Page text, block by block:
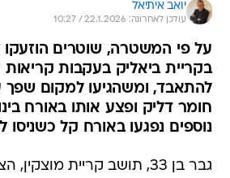
יואב איתיאל
עודכן לאחרונה: 22.1.2026 / 10:27
על פי המשטרה, שוטרים
בקריית ביאליק בעקבות
להתאבד, ומשהגיעו למקום
חומר דליק ופצע אותו באורח
נוספים נפגעו באורח קל כשניסו
גבר בן 33, תושב קריית